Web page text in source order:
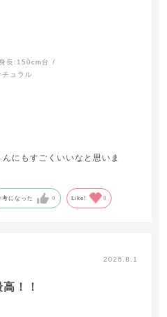
長: 150cm台
チュラル
にもすごくいいなと思いま
考になった 0 Like! 0
2026.8.1
！！